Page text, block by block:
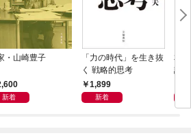
・山崎豊子
新着
「力の時代」を生き抜
く 戦略的思考
1,899
新着
本
話）